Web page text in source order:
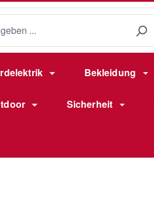
Bekleidung
Sicherheit